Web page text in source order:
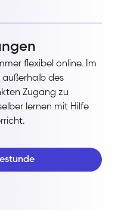
flexibel online. Im
außerhalb des
Zugang zu
lernen mit Hilfe